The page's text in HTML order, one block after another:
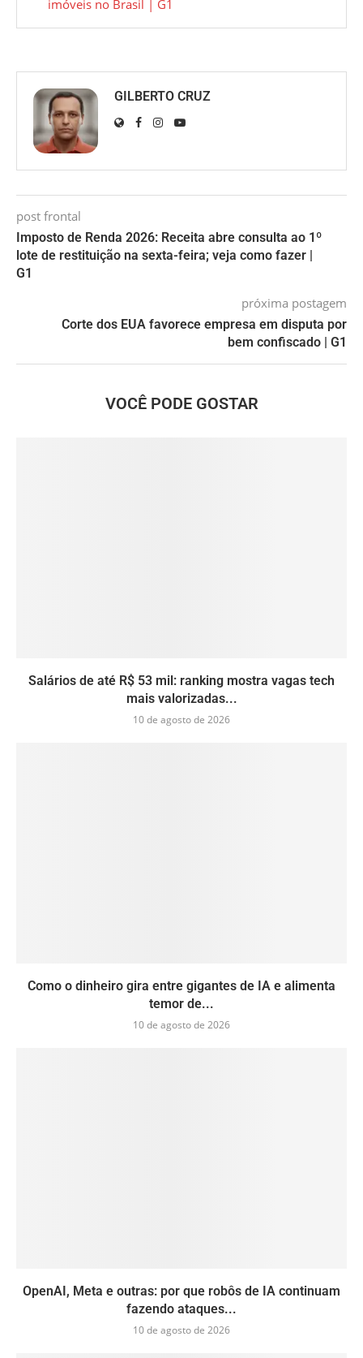
imóveis no Brasil | G1
GILBERTO CRUZ
post frontal
Imposto de Renda 2026: Receita abre consulta ao 1º
lote de restituição na sexta-feira; veja como fazer |
G1
próxima postagem
Corte dos EUA favorece empresa em disputa por
bem confiscado | G1
VOCÊ PODE GOSTAR
Salários de até R$ 53 mil: ranking mostra vagas tech
mais valorizadas...
10 de agosto de 2026
Como o dinheiro gira entre gigantes de IA e alimenta
temor de...
10 de agosto de 2026
OpenAI, Meta e outras: por que robôs de IA continuam
fazendo ataques...
10 de agosto de 2026